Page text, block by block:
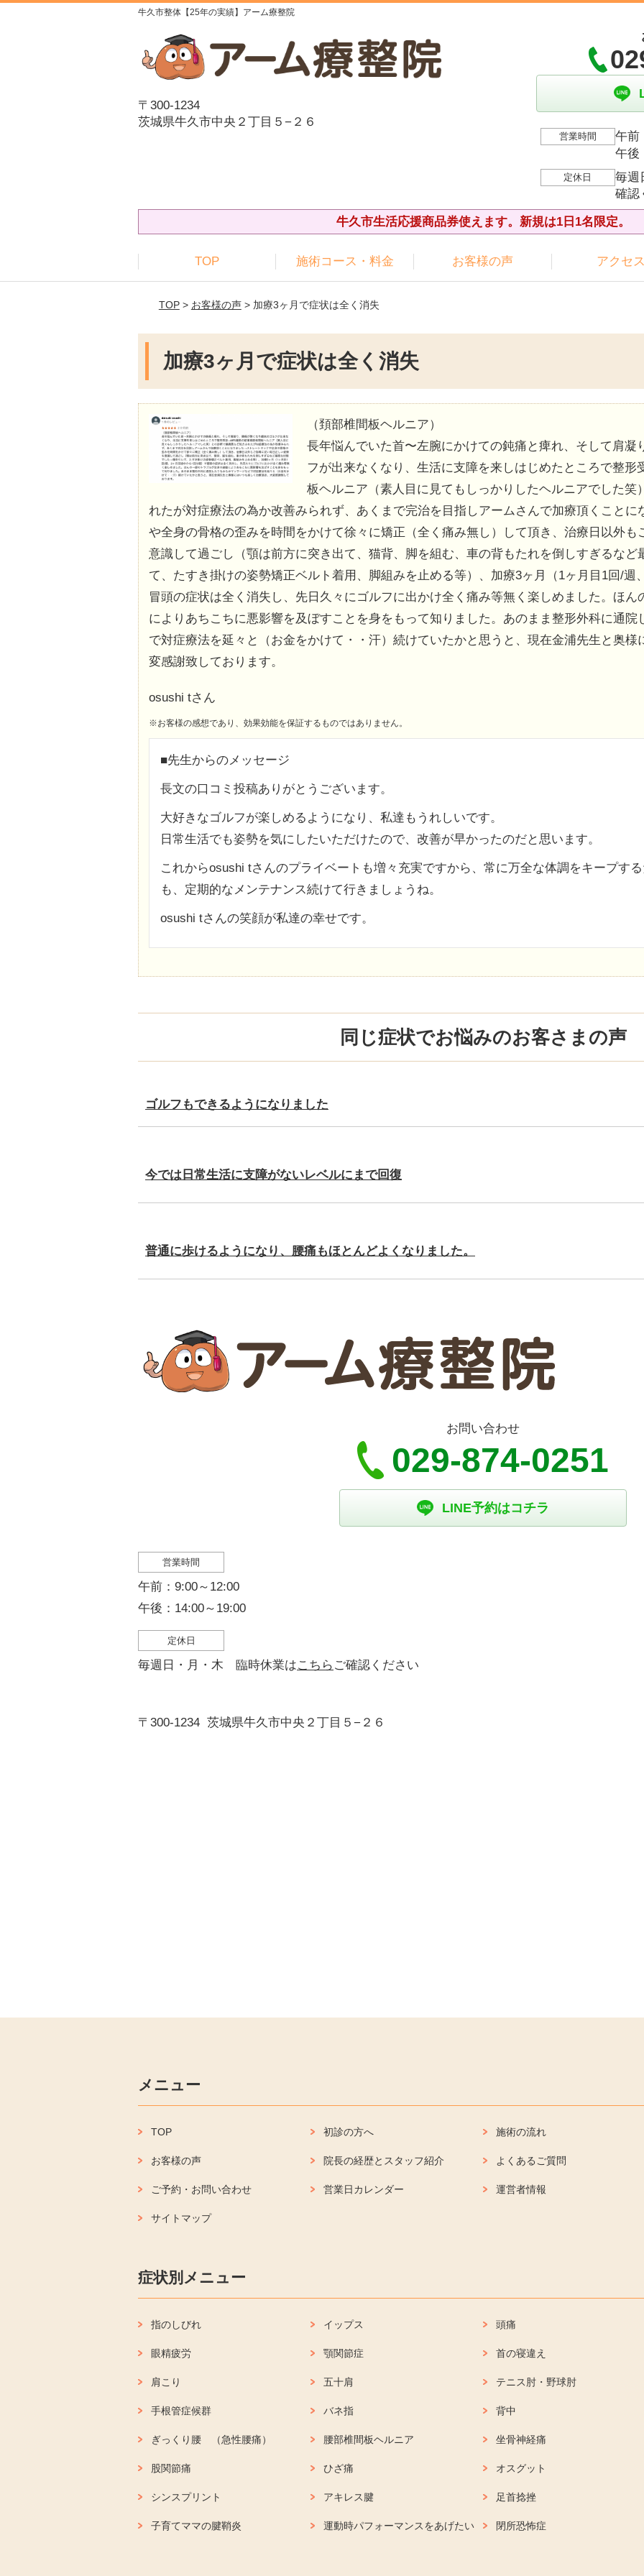
牛久市整体【25年の実績】アーム療整院
〒300-1234
茨城県牛久市中央２丁目５−２６
営業時間
午前
午後
定休日
毎週
確認
牛久市生活応援商品券使えます。新規は1日1名限定。
TOP 施術コース・料金 お客様の声 アクセ
TOP> お客様の声> 加療3ヶ月で症状は全く消失
加療3ヶ月で症状は全く消失
（頚部椎間板ヘルニア）
長年悩んでいた首〜左腕にかけての鈍痛と痺れ、そして肩凝
フが出来なくなり、生活に支障を来しはじめたところで整
板ヘルニア（素人目に見てもしっかりしたヘルニアでした笑
れたが対症療法の為か改善みられず、あくまで完治を目指しアームさんで加療頂くこと
や全身の骨格の歪みを時間をかけて徐々に矯正（全く痛み無し）して頂き、治療日以外も
意識して過ごし（顎は前方に突き出て、猫背、脚を組む、車の背もたれを倒しすぎるな
て、たすき掛けの姿勢矯正ベルト着用、脚組みを止める等）、加療3ヶ月（1ヶ月目1回/週
冒頭の症状は全く消失し、先日久々にゴルフに出かけ全く痛み等無く楽しめました。ほ
によりあちこちに悪影響を及ぼすことを身をもって知りました。あのまま整形外科に通
で対症療法を延々と（お金をかけて・・汗）続けていたかと思うと、現在金浦先生と奥
変感謝致しております。
osushi tさん
※お客様の感想であり、効果効能を保証するものではありません。
■先生からのメッセージ
長文の口コミ投稿ありがとうございます。
大好きなゴルフが楽しめるようになり、私達もうれしいです。
日常生活でも姿勢を気にしたいただけたので、改善が早かったのだと思います。
これからosushi tさんのプライベートも増々充実ですから、常に万全な体調をキープす
も、定期的なメンテナンス続けて行きましょうね。
osushi tさんの笑顔が私達の幸せです。
同じ症状でお悩みのお客さまの声
ゴルフもできるようになりました
今では日常生活に支障がないレベルにまで回復
普通に歩けるようになり、腰痛もほとんどよくなりました。
お問い合わせ
029-874-0251
LINE予約はコチラ
営業時間
午前：9:00～12:00
午後：14:00～19:00
定休日
毎週日・月・木 臨時休業はこちら ご確認ください
〒300-1234 茨城県牛久市中央２丁目５−２６
メニュー
TOP 初診の方へ 施術の流れ
お客様の声 院長の経歴とスタッフ紹介 よくあるご質問
ご予約・お問い合わせ 営業日カレンダー 運営者情報
サイトマップ
症状別メニュー
指のしびれ イップス 頭痛
眼精疲労 顎関節症 首の寝違え
肩こり 五十肩 テニス肘・野球肘
手根管症候群 バネ指 背中
ぎっくり腰 （急性腰痛） 腰部椎間板ヘルニア 坐骨神経痛
股関節痛 ひざ痛 オスグット
シンスプリント アキレス腱 足首捻挫
子育てママの腱鞘炎 運動時パフォーマンスをあげたい 閉所恐怖症